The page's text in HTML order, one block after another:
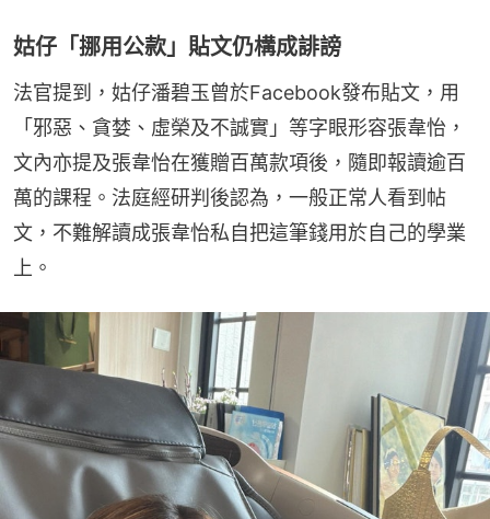
姑仔「挪用公款」貼文仍構成誹謗
法官提到，姑仔潘碧玉曾於Facebook發布貼文，用
「邪惡、貪婪、虛榮及不誠實」等字眼形容張韋怡，
文內亦提及張韋怡在獲贈百萬款項後，隨即報讀逾百
萬的課程。法庭經研判後認為，一般正常人看到帖
文，不難解讀成張韋怡私自把這筆錢用於自己的學業
上。